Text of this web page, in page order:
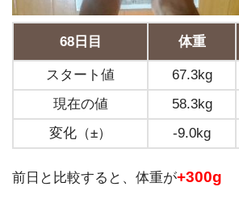
68日目 体重
スタート値 67.3kg
現在の値
58.3kg
変化（±）
-9.0kg
前日と比較すると、体重が+300g